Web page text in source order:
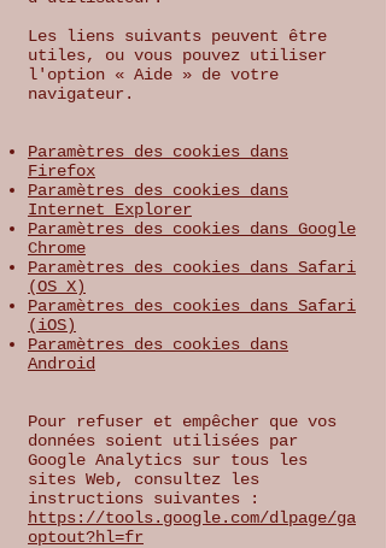
Les liens suivants peuvent être
utiles, ou vous pouvez utiliser
l'option « Aide » de votre
navigateur.
Paramètres des cookies dans
Firefox
Paramètres des cookies dans
Internet Explorer
Paramètres des cookies dans Google
Chrome
Paramètres des cookies dans Safari
(OS X)
Paramètres des cookies dans Safari
(iOS)
Paramètres des cookies dans
Android
Pour refuser et empêcher que vos
données soient utilisées par
Google Analytics sur tous les
sites Web, consultez les
instructions suivantes :
https://tools.google.com/dlpage/ga
optout?hl=fr